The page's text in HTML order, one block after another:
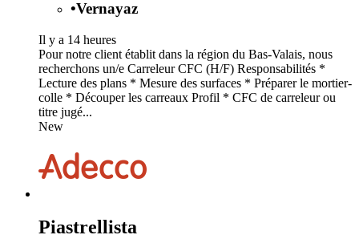
•Vernayaz
Il y a 14 heures
Pour notre client établit dans la région du Bas-Valais, nous
recherchons un/e Carreleur CFC (H/F) Responsabilités *
Lecture des plans * Mesure des surfaces * Préparer le mortier-
colle * Découper les carreaux Profil * CFC de carreleur ou
titre jugé...
New
Piastrellista